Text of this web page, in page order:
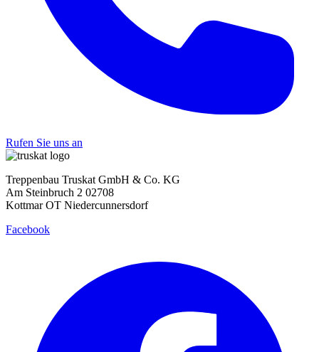
Rufen Sie uns an
Treppenbau Truskat GmbH & Co. KG
Am Steinbruch 2 02708
Kottmar OT Niedercunnersdorf
Facebook